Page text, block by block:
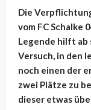
Die
vom FC Schalke
Legende hilft ab
Versuch, in den
noch einen der
zwei Plätze zu
dieser etwas